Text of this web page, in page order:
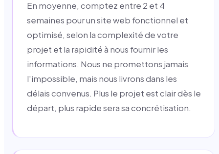
En moyenne, comptez entre 2 et 4
semaines pour un site web fonctionnel et
optimisé, selon la complexité de votre
projet et la rapidité à nous fournir les
informations. Nous ne promettons jamais
l'impossible, mais nous livrons dans les
délais convenus. Plus le projet est clair dès le
départ, plus rapide sera sa concrétisation.